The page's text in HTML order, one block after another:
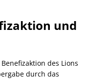
und
des Lions
durch das